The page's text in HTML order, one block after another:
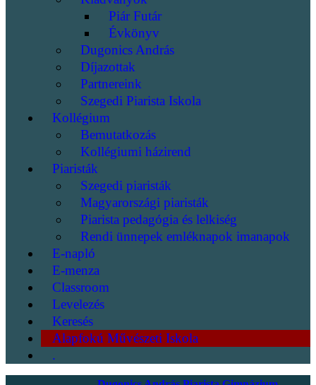
Piár Futár
Évkönyv
Dugonics András
Díjazottak
Partnereink
Szegedi Piarista Iskola
Kollégium
Bemutatkozás
Kollégiumi házirend
Piaristák
Szegedi piaristák
Magyarországi piaristák
Piarista pedagógia és lelkiség
Rendi ünnepek emléknapok imanapok
E-napló
E-menza
Classroom
Levelezés
Keresés
Alapfokú Művészeti Iskola
.